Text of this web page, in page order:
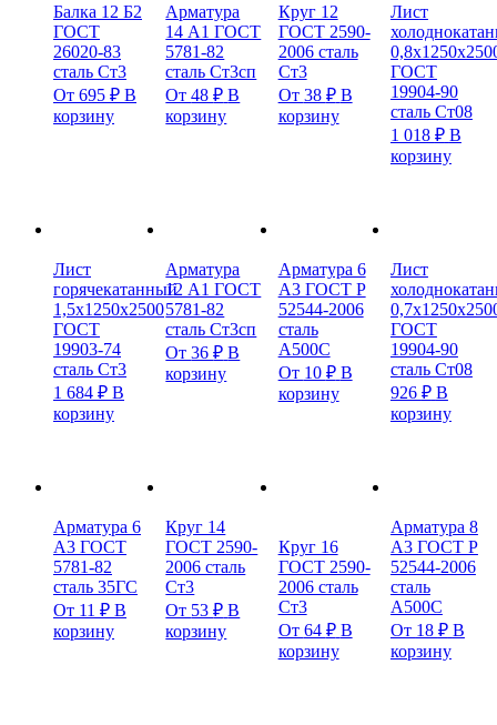
Балка 12 Б2
ГОСТ
26020-83
сталь Ст3
От 695 ₽ В
корзину
Арматура
14 А1 ГОСТ
5781-82
сталь Ст3сп
От48₽ В
корзину
Круг 12
ГОСТ 2590-
2006 сталь
Ст3
От 38 ₽ В
корзину
Лист
ГОСТ
19904-90
сталь Ст08
1 018 ₽ В
корзину
Лист
горячекатанный
1,5х1250х2500
ГОСТ
19903-74
сталь Ст3
1 684 ₽ В
корзину
Арматура
12 А1 ГОСТ
5781-82
сталь Ст3сп
От36₽ В
корзину
Арматура 6
А3 ГОСТ Р
52544-2006
сталь
А500С
От 10 ₽ В
корзину
Лист
ГОСТ
19904-90
сталь Ст08
926 ₽ В
корзину
Арматура 6
А3 ГОСТ
5781-82
сталь 35ГС
От 11 ₽ В
корзину
Круг 14
ГОСТ 2590-
2006 сталь
Ст3
От 53₽ В
корзину
Круг 16
ГОСТ 2590-
2006 сталь
Ст3
От 64 ₽ В
корзину
Арматура 8
А3 ГОСТ Р
52544-2006
сталь
А500С
От 18 ₽ В
корзину